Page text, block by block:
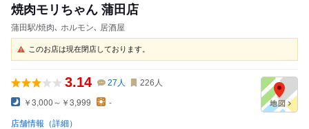
焼肉モリちゃん 蒲田店
蒲田駅/焼肉､ ホルモン､ 居酒屋
このお店は現在閉店しております。
3.14 27 人 226 人
￥3,000～￥3,999 -
店舗情報（詳細）